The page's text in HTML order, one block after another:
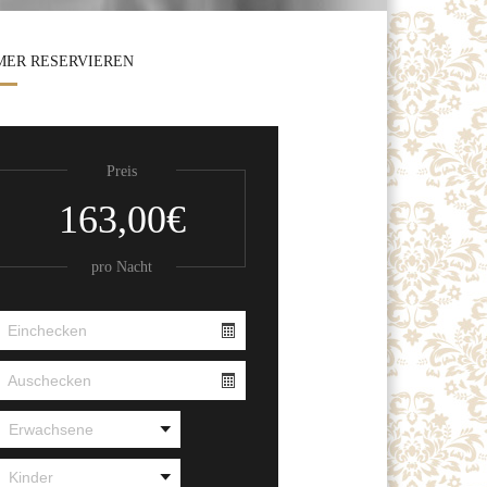
RESERVIEREN
Preis
163,00€
pro Nacht